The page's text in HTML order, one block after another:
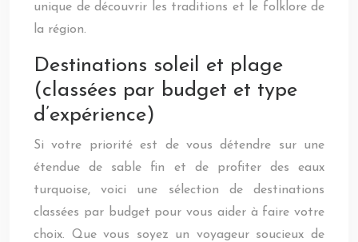
unique de découvrir les traditions et le folklore de
la région.
Destinations soleil et plage
(classées par budget et type
d’expérience)
Si votre priorité est de vous détendre sur une
étendue de sable fin et de profiter des eaux
turquoise, voici une sélection de destinations
classées par budget pour vous aider à faire votre
choix. Que vous soyez un voyageur soucieux de